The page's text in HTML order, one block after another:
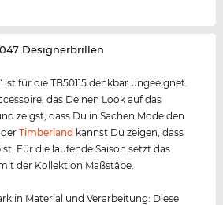
047 Designerbrillen
ist für die TB50115 denkbar ungeeignet.
das Deinen Look auf das
zeigst, dass Du in Sachen Mode den
derTimberland kannst Du zeigen, dass
Für die laufende Saison setzt das
der Kollektion Maßstäbe.
in Material und Verarbeitung: Diese